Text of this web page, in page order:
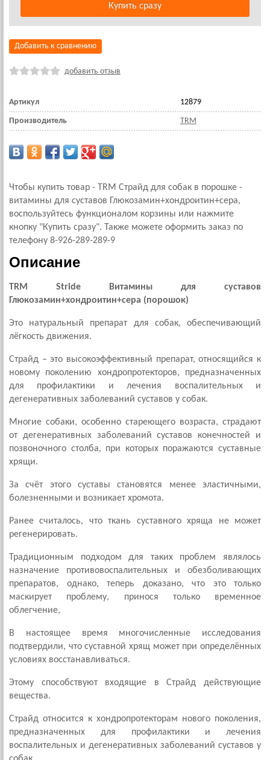
Добавить к сравнению
добавить отзыв
Артикул 12879
Производитель TRM
Чтобы купить товар - TRM Страйд для собак в порошке -
витамины для суставов Глюкозамин+хондроитин+сера,
воспользуйтесь функционалом корзины или нажмите
кнопку "Купить сразу". Также можете оформить заказ по
телефону 8-926-289-289-9
Описание
TRM Stride Витамины для суставов
Глюкозамин+хондроитин+сера (порошок)
Это натуральный препарат для собак, обеспечивающий
лёгкость движения.
Страйд – это высокоэффективный препарат, относящийся к
новому поколению хондропротекторов, предназначенных
для профилактики и лечения воспалительных и
дегенеративных заболеваний суставов у собак.
Многие собаки, особенно стареющего возраста, страдают
от дегенеративных заболеваний суставов конечностей и
позвоночного столба, при которых поражаются суставные
хрящи.
За счёт этого суставы становятся менее эластичными,
болезненными и возникает хромота.
Ранее считалось, что ткань суставного хряща не может
регенерировать.
Традиционным подходом для таких проблем являлось
назначение противовоспалительных и обезболивающих
препаратов, однако, теперь доказано, что это только
маскирует проблему, принося только временное
облегчение,
В настоящее время многочисленные исследования
подтвердили, что суставной хрящ может при определённых
условиях восстанавливаться.
Этому способствуют входящие в Страйд действующие
вещества.
Страйд относится к хондропротекторам нового поколения,
предназначенных для профилактики и лечения
воспалительных и дегенеративных заболеваний суставов у